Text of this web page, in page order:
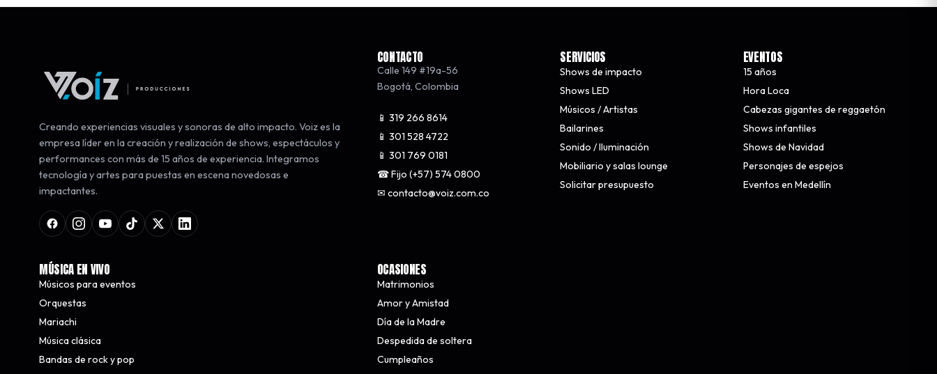
Creando experiencias visuales y sonoras de alto impacto. Voiz es la
empresa líder en la creación y realización de shows, espectáculos y
performances con más de 15 años de experiencia. Integramos
tecnología y artes para puestas en escena novedosas e
impactantes.
CONTACTO
Calle 149 #19a-56
Bogotá Colombia
📱 319 266 8614
📱 301 528 4722
📱 301 769 0181
☎ Fijo (+57) 574 0800
✉ contacto@voiz.com.co
SERVICIOS
Shows de impacto
Shows LED
Músicos / Artistas
Bailarines
Sonido / Iluminación
Mobiliario y salas lounge
Solicitar presupuesto
EVENTOS
15 años
Hora Loca
Cabezas gigantes de reggaetón
Shows infantiles
Shows de Navidad
Personajes de espejos
Eventos en Medellín
MÚSICA EN VIVO
Músicos para eventos
Orquestas
Mariachi
Música clásica
Bandas de rock y pop
OCASIONES
Matrimonios
Amor y Amistad
Día de la Madre
Despedida de soltera
Cumpleaños